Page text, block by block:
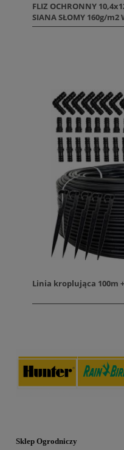
FLIZ OCHRONNY
SIANA SŁOMY 160g/m2
Linia kroplująca 100m
Sklep Ogrodniczy